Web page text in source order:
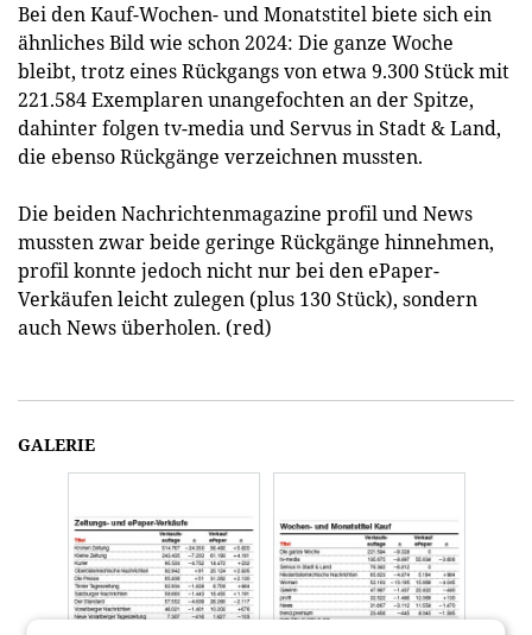
Bei den Kauf-Wochen- und Monatstitel biete sich ein
ähnliches Bild wie schon 2024: Die ganze Woche
bleibt, trotz eines Rückgangs von etwa 9.300 Stück mit
221.584 Exemplaren unangefochten an der Spitze,
dahinter folgen tv-media und Servus in Stadt & Land,
die ebenso Rückgänge verzeichnen mussten.
Die beiden Nachrichtenmagazine profil und News
mussten zwar beide geringe Rückgänge hinnehmen,
profil konnte jedoch nicht nur bei den ePaper-
Verkäufen leicht zulegen (plus 130 Stück), sondern
auch News überholen. (red)
GALERIE